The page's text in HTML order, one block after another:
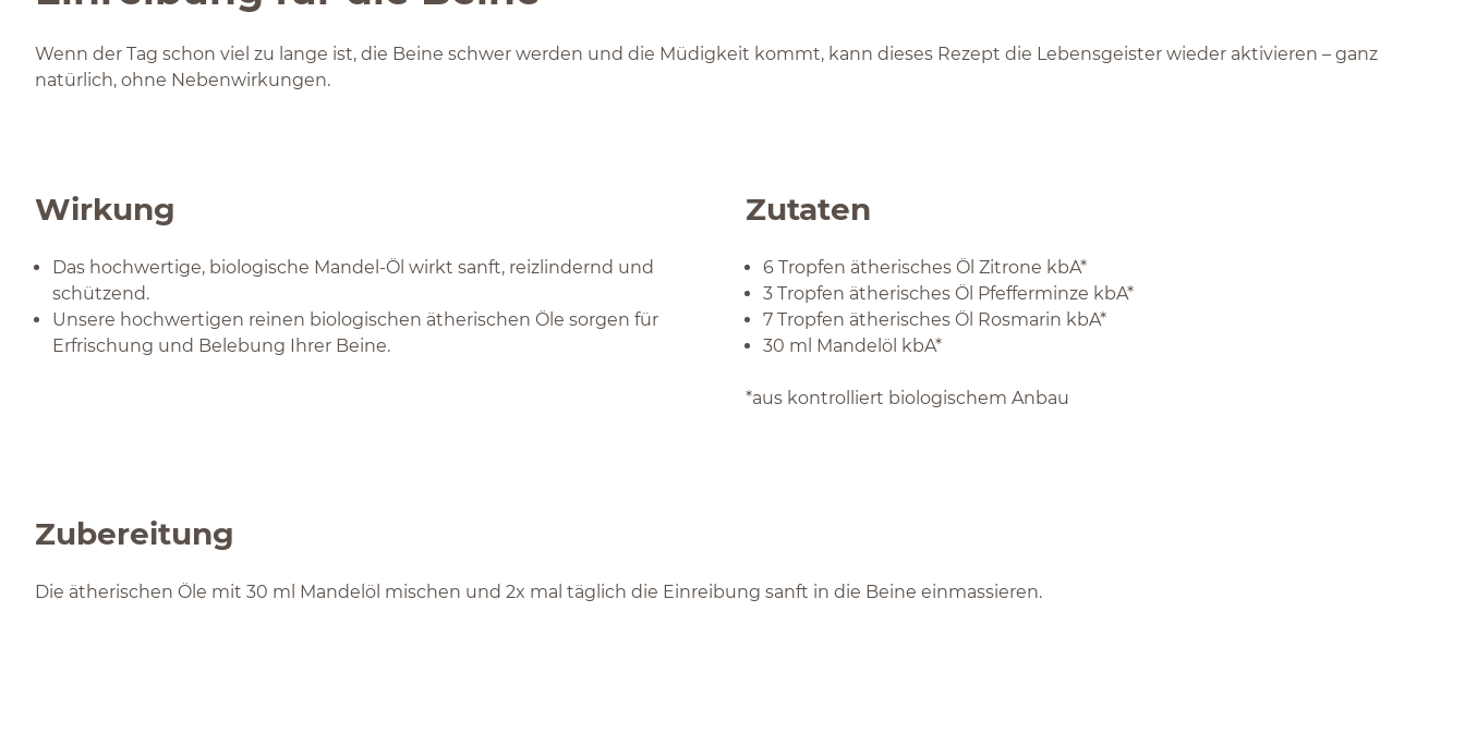
Wenn der Tag schon viel zu lange ist, die Beine schwer werden und die Müdigkeit kommt, kann dieses Rezept die Lebensgeister wieder aktivieren – ganz
natürlich, ohne Nebenwirkungen.
Wirkung
Das hochwertige, biologische Mandel-Öl wirkt sanft, reizlindernd und
schützend.
Unsere hochwertigen reinen biologischen ätherischen Öle sorgen für
Erfrischung und Belebung Ihrer Beine.
Zutaten
6 Tropfen ätherisches Öl Zitrone kbA*
3 Tropfen ätherisches Öl Pfefferminze kbA*
7 Tropfen ätherisches Öl Rosmarin kbA*
30 ml Mandelöl kbA*
*aus kontrolliert biologischem Anbau
Zubereitung
Die ätherischen Öle mit 30 ml Mandelöl mischen und 2x mal täglich die Einreibung sanft in die Beine einmassieren.